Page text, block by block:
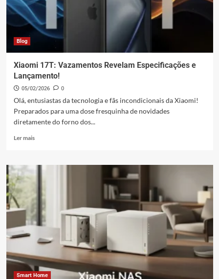
Lidera!
Blog
Xiaomi 17T: Vazamentos Revelam Especificações e
Lançamento!
05/02/2026 0
Olá, entusiastas da tecnologia e fãs incondicionais da Xiaomi!
Preparados para uma dose fresquinha de novidades
diretamente do forno dos...
Ler maisLeia
Xiaomi
Vazamentos
Especificações
e
Lançamento!
Smart Home